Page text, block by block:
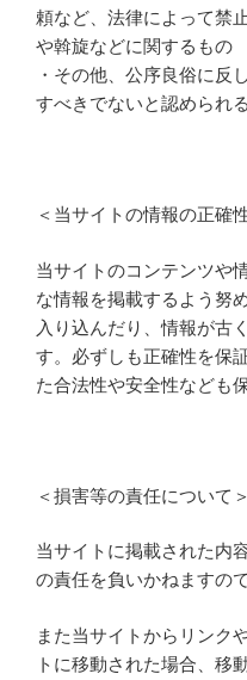
頼など、法律によって禁
や斡旋などに関するもの
・その他、公序良俗に反
すべきでないと認められ
＜当サイトの情報の正確
当サイトのコンテンツや
な情報を掲載するよう努
入り込んだり、情報が古
す。必ずしも正確性を保
た合法性や安全性なども
＜損害等の責任について＞
当サイトに掲載された内
の責任を負いかねますの
また当サイトからリンク
トに移動された場合、移